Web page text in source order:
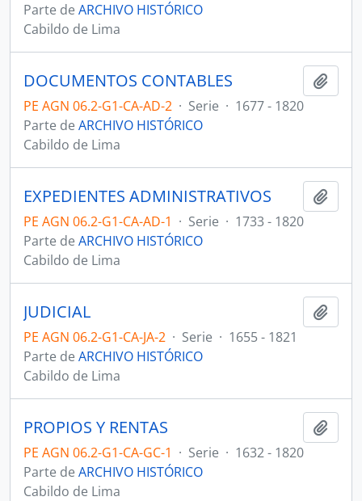
Parte de ARCHIVO HISTÓRICO
Cabildo de Lima
DOCUMENTOS CONTABLES
PE AGN 06.2-G1-CA-AD-2 · Serie · 1677 - 1820
Parte de ARCHIVO HISTÓRICO
Cabildo de Lima
EXPEDIENTES ADMINISTRATIVOS
PE AGN 06.2-G1-CA-AD-1 · Serie · 1733 - 1820
Parte de ARCHIVO HISTÓRICO
Cabildo de Lima
JUDICIAL
PE AGN 06.2-G1-CA-JA-2 · Serie · 1655 - 1821
Parte de ARCHIVO HISTÓRICO
Cabildo de Lima
PROPIOS Y RENTAS
PE AGN 06.2-G1-CA-GC-1 · Serie · 1632 - 1820
Parte de ARCHIVO HISTÓRICO
Cabildo de Lima